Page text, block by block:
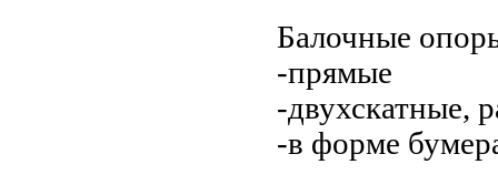
Балочные
-прямые
-двухскатные,
-в форме